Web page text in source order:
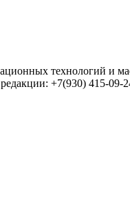
технологий и
+7(930) 415-09-